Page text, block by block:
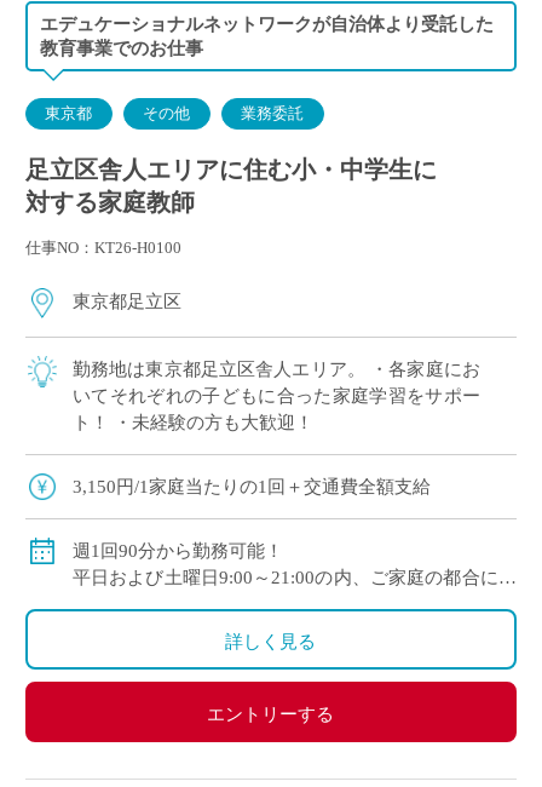
／19:00～20:30 E家庭
金曜日 14:00～15:30 F家庭／18:00～19:30 G家庭
エデュケーショナルネットワークが自治体より受託した
教育事業でのお仕事
東京都 その他 業務委託
足立区舎人エリアに住む小・中学生に
対する家庭教師
仕事NO：KT26-H0100
東京都足立区
勤務地は東京都足立区舎人エリア。 ・各家庭にお
いてそれぞれの子どもに合った家庭学習をサポー
ト！ ・未経験の方も大歓迎！
3,150円/1家庭当たりの1回＋交通費全額支給
週1回90分から勤務可能！
平日および土曜日9:00～21:00の内、ご家庭の都合に合
わせて時間を決定
ご自身のご都合の良い時間帯のご家庭をお願いしま
※5月～3月で実施します。
(勤務イメージ）
詳しく見る
エントリーする